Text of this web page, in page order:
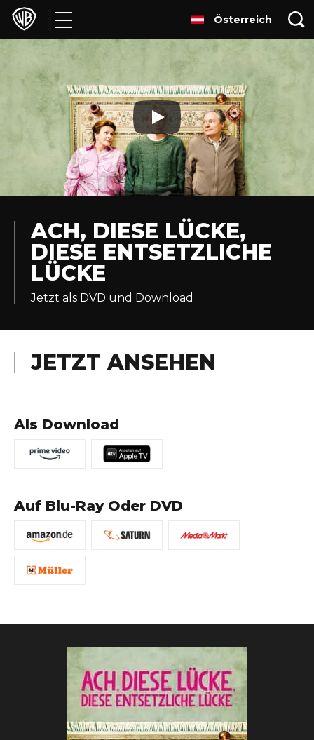
Filme
Games & Apps
Brands
Presse
Licensing
Österreich
ACH, DIESE LÜCKE,
DIESE ENTSETZLICHE
LÜCKE
Jetzt als DVD und Download
JETZT ANSEHEN
Als Download
Auf Blu-Ray Oder DVD